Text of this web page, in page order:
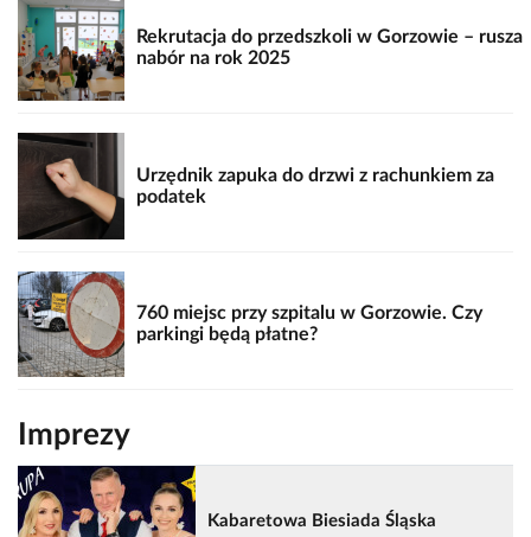
Rekrutacja do przedszkoli w Gorzowie – rusza
nabór na rok 2025
Urzędnik zapuka do drzwi z rachunkiem za
podatek
760 miejsc przy szpitalu w Gorzowie. Czy
parkingi będą płatne?
Imprezy
Kabaretowa Biesiada Śląska